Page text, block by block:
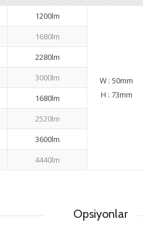
1200lm
W : 50mm
H : 73mm
1680lm
2280lm
3000lm
1680lm
2520lm
3600lm
4440lm
Opsiyonlar